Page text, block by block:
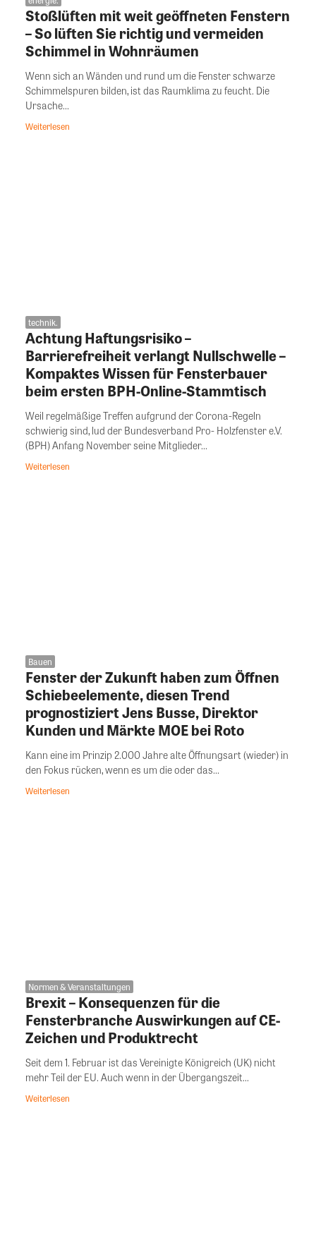
Stoßlüften mit weit geöffneten Fenstern
– So lüften Sie richtig und vermeiden
Schimmel in Wohnräumen
Wenn sich an Wänden und rund um die Fenster schwarze
Schimmelspuren bilden, ist das Raumklima zu feucht. Die
Ursache...
Weiterlesen
technik.
Achtung Haftungsrisiko –
Barrierefreiheit verlangt Nullschwelle –
Kompaktes Wissen für Fensterbauer
beim ersten BPH-Online-Stammtisch
Weil regelmäßige Treffen aufgrund der Corona-Regeln
schwierig sind, lud der Bundesverband Pro- Holzfenster e.V.
(BPH) Anfang November seine Mitglieder...
Weiterlesen
Bauen
Fenster der Zukunft haben zum Öffnen
Schiebeelemente, diesen Trend
prognostiziert Jens Busse, Direktor
Kunden und Märkte MOE bei Roto
Kann eine im Prinzip 2.000 Jahre alte Öffnungsart (wieder) in
den Fokus rücken, wenn es um die oder das...
Weiterlesen
Normen & Veranstaltungen
Brexit – Konsequenzen für die
Fensterbranche Auswirkungen auf CE-
Zeichen und Produktrecht
Seit dem 1. Februar ist das Vereinigte Königreich (UK) nicht
mehr Teil der EU. Auch wenn in der Übergangszeit...
Weiterlesen